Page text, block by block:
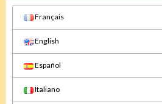
Français
English
Español
Italiano